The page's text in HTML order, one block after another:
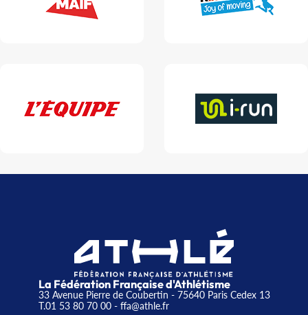
La Fédération Française d'Athlétisme
33 Avenue Pierre de Coubertin - 75640 Paris Cedex 13
T.01 53 80 70 00- ffa@athle.fr